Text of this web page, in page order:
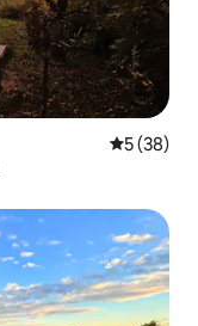
平均评分
5 (38)